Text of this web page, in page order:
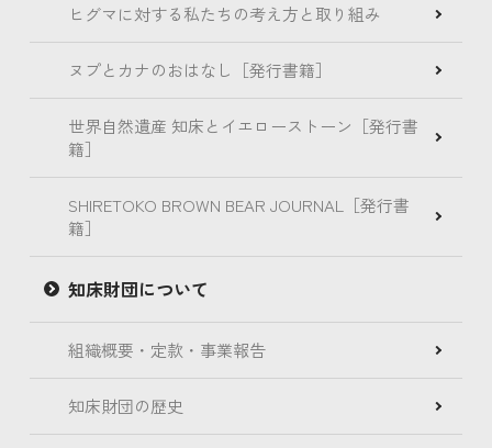
ヒグマに対する私たちの考え方と取り組み
ヌプとカナのおはなし［発行書籍］
世界自然遺産 知床とイエローストーン［発行書
籍］
SHIRETOKO BROWN BEAR JOURNAL［発行書
籍］
知床財団について
組織概要・定款・事業報告
知床財団の歴史